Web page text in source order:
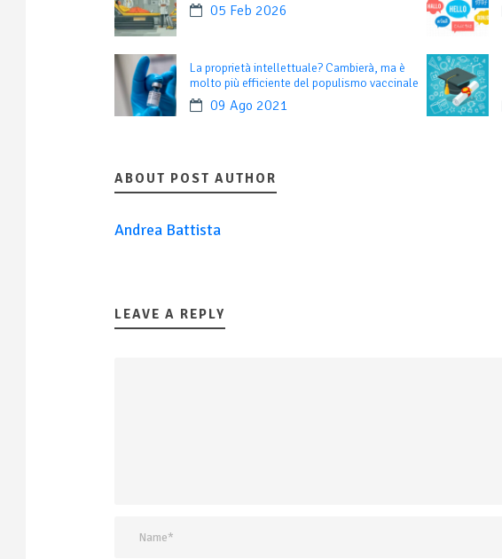
05 Feb 2026
La proprietà intellettuale? Cambierà, ma è
molto più efficiente del populismo vaccinale
09 Ago 2021
ABOUT POST AUTHOR
Andrea Battista
LEAVE A REPLY